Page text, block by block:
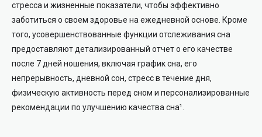
стресса и жизненные показатели, чтобы эффективно
заботиться о своем здоровье на ежедневной основе. Кроме
того, усовершенствованные функции отслеживания сна
предоставляют детализированный отчет о его качестве
после 7 дней ношения, включая график сна, его
непрерывность, дневной сон, стресс в течение дня,
физическую активность перед сном и персонализированные
рекомендации по улучшению качества сна¹.